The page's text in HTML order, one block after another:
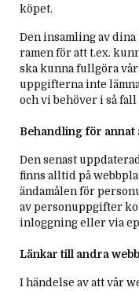
köpet.
Den insamling av
ramen för att t.ex.
ska kunna fullgöra
uppgifterna inte
och vi behöver i så
Behandling för annat
Den senast
finns alltid på
ändamålen för
av personuppgifter
inloggning eller via
Länkar till andra
I händelse av att vår